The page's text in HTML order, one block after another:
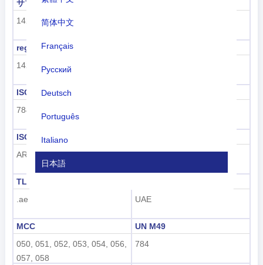
简体中文
Français
Русский
Deutsch
Português
Italiano
日本語
Indonesian
한국어
サブリージョンコード
142
region code
142
ISO 3166-1 数値
784
ISO 3166-1-アルファ-3
ARE
+971
TLD
.ae
UAE
MCC
050, 051, 052, 053, 054, 056,
057, 058
UN M49
784